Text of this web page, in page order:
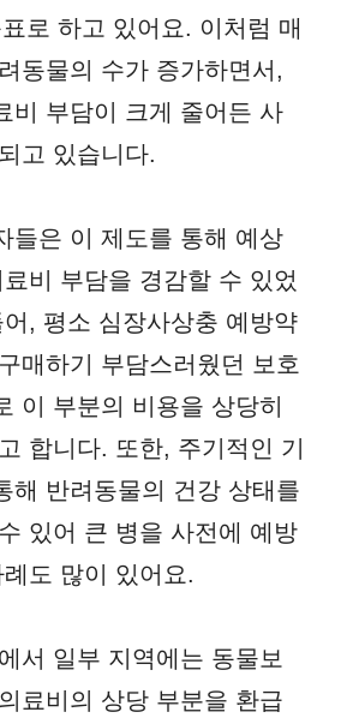
로 하고 있어요. 이처럼 매
동물의 수가 증가하면서,
비 부담이 크게 줄어든 사
고 있습니다.
들은 이 제도를 통해 예상
비 부담을 경감할 수 있었
, 평소 심장사상충 예방약
매하기 부담스러웠던 보호
이 부분의 비용을 상당히
합니다. 또한, 주기적인 기
해 반려동물의 건강 상태를
있어 큰 병을 사전에 예방
도 많이 있어요.
서 일부 지역에는 동물보
료비의 상당 부분을 환급